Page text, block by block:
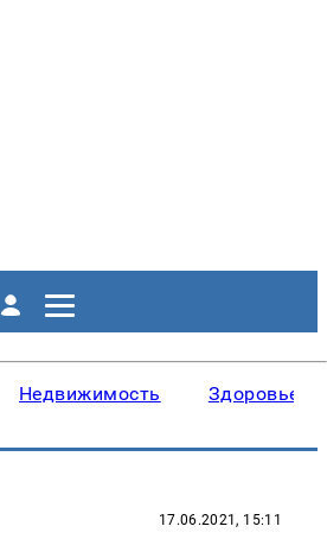
Недвижимость Здоровье
17.06.2021, 15:11